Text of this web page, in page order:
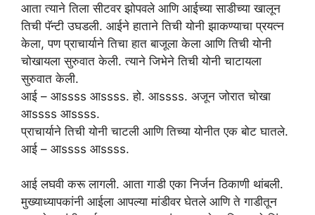
आता त्याने तिला सीटवर झोपवले आणि आईच्या साडीच्या खालून
तिची पॅन्टी उघडली. आईने हाताने तिची योनी झाकण्याचा प्रयत्न
केला, पण प्राचार्याने तिचा हात बाजूला केला आणि तिची योनी
चोखायला सुरुवात केली. त्याने जिभेने तिची योनी चाटायला
सुरुवात केली.
आई – आssss आssss. हो. आssss. अजून जोरात चोखा
आssss आssss.
प्राचार्याने तिची योनी चाटली आणि तिच्या योनीत एक बोट घातले.
आई – आssss आssss.
आई लघवी करू लागली. आता गाडी एका निर्जन ठिकाणी थांबली.
मुख्याध्यापकांनी आईला आपल्या मांडीवर घेतले आणि ते गाडीतून